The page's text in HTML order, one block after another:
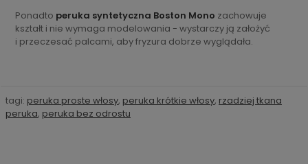
Ponadto peruka syntetyczna Boston Mono zachowuje
kształt i nie wymaga modelowania - wystarczy ją założyć
i przeczesać palcami, aby fryzura dobrze wyglądała.
tagi: peruka proste włosy, peruka krótkie włosy, rzadziej tkana
peruka, peruka bez odrostu